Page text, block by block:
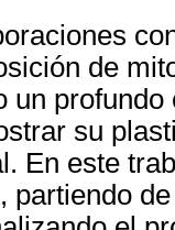
de
un
su
En este
partiendo